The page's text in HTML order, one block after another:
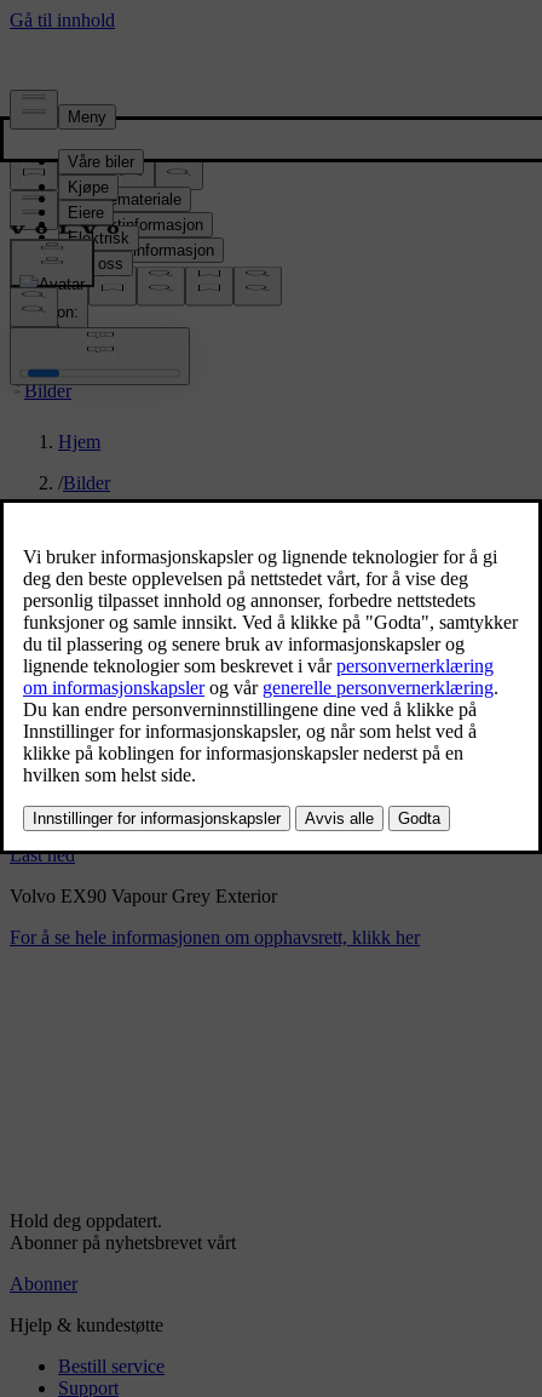
Presserom
Pressemateriale
Produktinformasjon
Selskapsinformasjon
Mediekontakter
location:
NO
Bilder
Hjem
/Bilder
Volvo EX90 Vapour Grey
Exterior
9/3/2024
Bokmerke
Del
Last ned
Volvo EX90 Vapour Grey Exterior
For å se hele informasjonen om opphavsrett, klikk her